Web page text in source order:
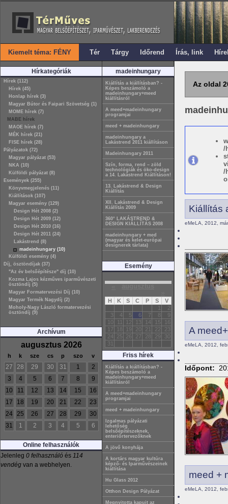
Kiemelt téma: FÉNY Tér Tárgy Időrend Írás, link
Hírkategóriák
Hírek (112)
Hírek (45)
Honlap hírek (3)
Magyar Bútor és Faipari Szövetség (1)
MOME hírek (7)
MABE hírek
MAOE hírek (7)
MÉK hírek (21)
FISE hírek (28)
Pályázatok (72)
Magyar pályázat (53)
NKA (10)
Külföldi pályázat (8)
Események (255)
Könyvmegjelenés (11)
Kiállítások (107)
Magyar esemény (129)
Design Hét 2008 (2)
Design Hét 2009 (12)
Design Hét 2010 (16)
Design Hét 2011 (24)
Lakástrend (8)
madeinhungary (10)
Külföldi esemény (4)
Díj, ösztöndíjak (37)
"Az év belsőépítésze" díj (10)
Kozma Lajos kézműves iparművészeti
ösztöndíj (5)
Magyar Formatervezési Díj (10)
Magyar Termék Nagydíj (2)
Moholy-Nagy László formatervezési
ösztöndíj (9)
Archívum
augusztus 2026
h k sze cs p szo v
27 28 29 30 31 1
2
3
4 5 6 7 8
9
10
11 12 13 14 15
16
17
18 19 20 21 22
23
24
25 26 27 28 29
30
31
1 2 3 4 5 6
Online felhasználók
Jelenleg 0 felhasználó és 114
vendég van a webhelyen.
madeinhungary
Kiállítás a kiállításban? -
Képes beszámoló a
madeinhungary+meed
kiállításról
A meed+madeinhungary
programjai
meed + madeinhungary
madeinhungary a
Lakástrend 2011 kiállításon
Madeinhungary 2011
Szín, forma, rend – zöld
technológiák és öko-design
a 14. Lakástrend Kiállításon!
13. Lakástrend & Design
Kiállítás
XII. Lakástrend & Design
Kiállítás 2009
360° LAKÁSTREND &
DESIGN KIÁLLÍTÁS 2008
madeinhungary + med
(magyar és kelet-európai
designerek tárlata)
Esemény
« augusztus
H K S C P S
V
1
2
3
4 5 6 7 8
9
10
11 12 13 14 15
16
17
18 19 20 21 22
23
24
25 26 27 28 29
30
31
Friss hírek
Kiállítás a kiállításban? -
Képes beszámoló a
madeinhungary+meed
kiállításról
A meed+madeinhungary
programjai
meed + madeinhungary
Izgalmas pályázati
lehetőség
belsőépítészeknek,
enteriőrtervezőknek
A jövő konyhája
A kortárs magyar kultúra
képző- és Iparművészeinek
kiállítása
Hu Glass 2012
Otthon Design Pályázat
Megnyitotta kapuit az
Az oldal
/
/
Kiállítás
eMeLA, 2012,
A
eMeLA, 2012,
Időpont:
meed +
eMeLA, 2012,